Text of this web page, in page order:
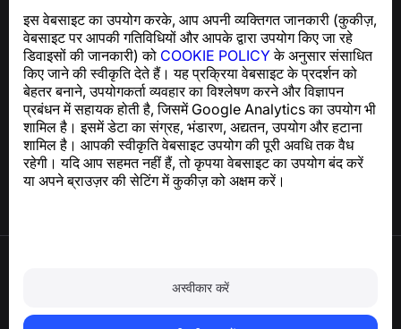
इस वेबसाइट का उपयोग करके, आप अपनी व्यक्तिगत जानकारी (कुकीज़,
वेबसाइट पर आपकी गतिविधियों और आपके द्वारा उपयोग किए जा रहे
डिवाइसों की जानकारी) को COOKIE POLICYके अनुसार संसाधित
किए जाने की स्वीकृति देते हैं। यह प्रक्रिया वेबसाइट के प्रदर्शन को
बेहतर बनाने, उपयोगकर्ता व्यवहार का विश्लेषण करने और विज्ञापन
प्रबंधन में सहायक होती है, जिसमें Google Analytics का उपयोग भी
शामिल है। इसमें डेटा का संग्रह, भंडारण, अद्यतन, उपयोग और हटाना
शामिल है। आपकी स्वीकृति वेबसाइट उपयोग की पूरी अवधि तक वैध
रहेगी। यदि आप सहमत नहीं हैं, तो कृपया वेबसाइट का उपयोग बंद करें
या अपने ब्राउज़र की सेटिंग में कुकीज़ को अक्षम करें।
अस्वीकार करें
GDPR अनुपालन से संबंधित पूछताछ के लिए:
support@numbuster.com
सहायता केंद्र
समाचार और लेख
परियोजना के बारे में
संपर्क